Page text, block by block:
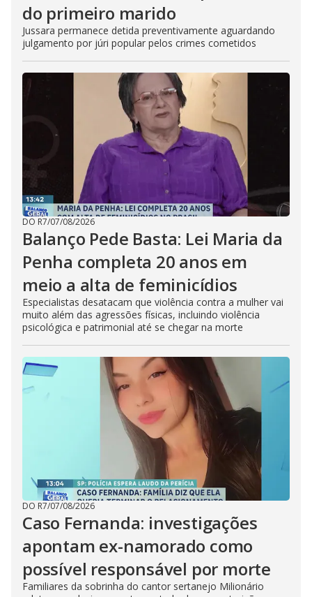
do primeiro marido
Jussara permanece detida preventivamente aguardando
julgamento por júri popular pelos crimes cometidos
DO R7/07/08/2026
Balanço Pede Basta: Lei Maria da
Penha completa 20 anos em
meio a alta de feminicídios
Especialistas desatacam que violência contra a mulher vai
muito além das agressões físicas, incluindo violência
psicológica e patrimonial até se chegar na morte
DO R7/07/08/2026
Caso Fernanda: investigações
apontam ex-namorado como
possível responsável por morte
Familiares da sobrinha do cantor sertanejo Milionário